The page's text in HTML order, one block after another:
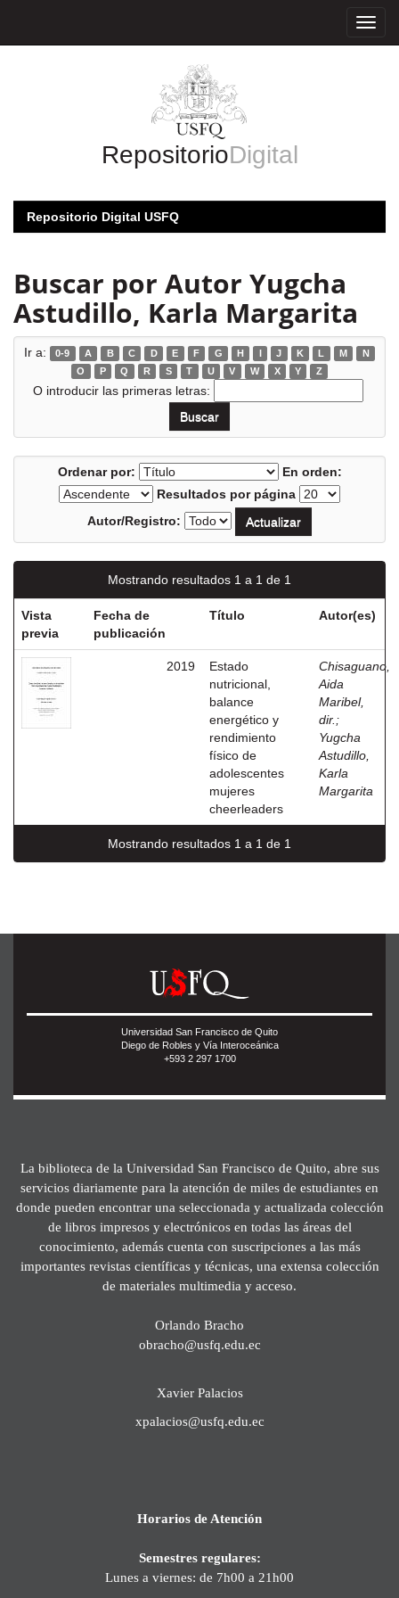
RepositorioDigital
Repositorio Digital USFQ
Buscar por Autor Yugcha
Astudillo, Karla Margarita
Ir a: 0-9 A B C D E F G H I J K L M
N
O
P Q R S T U V W X Y Z
O introducir las primeras letras:
Ordenar por:
En orden:
Resultados por página
Autor/Registro:
Mostrando resultados 1 a 1 de 1
Vista
previa
Fecha de
publicación
Título Autor(es)
2019
Estado
nutricional,
balance
energético y
rendimiento
físico de
adolescentes
mujeres
cheerleaders
Chisaguano,
Aida
Maribel,
dir. ;
Yugcha
Astudillo,
Karla
Margarita
Mostrando resultados 1 a 1 de 1
Universidad San Francisco de Quito
Diego de Robles y Vía Interoceánica
+593 2 297 1700
La biblioteca de la Universidad San Francisco de Quito, abre sus
servicios diariamente para la atención de miles de estudiantes en
donde pueden encontrar una seleccionada y actualizada colección
de libros impresos y electrónicos en todas las áreas del
conocimiento, además cuenta con suscripciones a las más
importantes revistas científicas y técnicas, una extensa colección
de materiales multimedia y acceso.
Orlando Bracho
obracho@usfq.edu.ec
Xavier Palacios
xpalacios@usfq.edu.ec
Horarios de Atención
Semestres regulares:
Lunes a viernes: de 7h00 a 21h00